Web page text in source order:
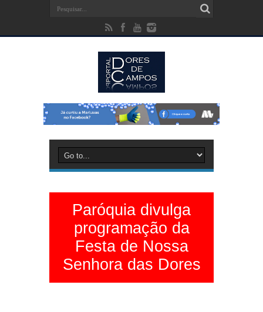
Paróquia divulga
programação da
Festa de Nossa
Senhora das Dores